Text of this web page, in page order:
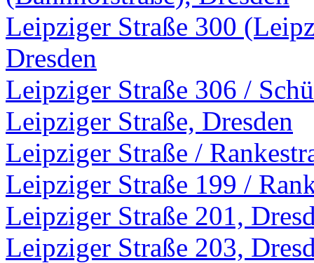
Leipziger Straße 300
Dresden
Leipziger Straße 306 /
Leipziger Straße, Dresden
Leipziger Straße /
Leipziger Straße 199 /
Leipziger Straße 201,
Leipziger Straße 203,